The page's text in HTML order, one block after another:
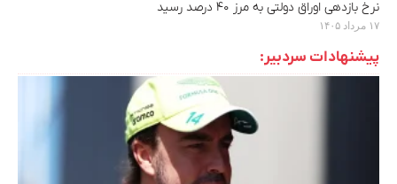
نرخ بازدهی اوراق دولتی به مرز ۴۰ درصد رسید
۱۷ مرداد ۱۴۰۵
پیشنهادات سردبیر: